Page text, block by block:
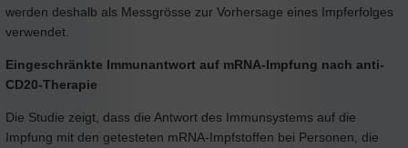
werden deshalb als Messgrösse zur Vorhersage eines Impferfolges
verwendet.
Eingeschränkte Immunantwort auf mRNA-Impfung nach anti-
CD20-Therapie
Die Studie zeigt, dass die Antwort des Immunsystems auf die
Impfung mit den getesteten mRNA-Impfstoffen bei Personen, die